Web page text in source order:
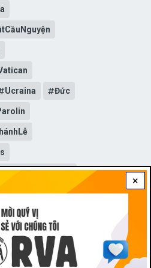
×
Ucraina Đức
General Audience
WITH US!